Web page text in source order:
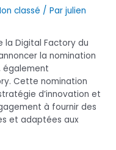
classé / Par julien
la Digital Factory du
la nomination
également
Cette nomination
d’innovation et
à fournir des
et adaptées aux